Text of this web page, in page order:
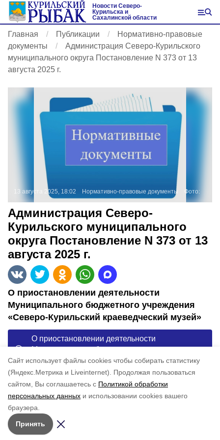
Cайт использует файлы cookies чтобы собирать статистику
(Яндекс.Метрика и Liveinternet).
Продолжая пользоваться
сайтом, Вы соглашаетесь с Политикой обработки
персональных данных и использовании cookies вашего
браузера.
Принять
Новости Северо-
Курильска и
Сахалинской области
Главная Публикации
Нормативно-правовые
документы
Администрация Северо-Курильского
муниципального округа Постановление N 373 от 13
августа 2025 г.
13 августа 2025, 18:02 Нормативно-правовые документы Фото:
Администрация Северо-
Курильского муниципального
округа Постановление N 373 от 13
августа 2025 г.
О приостановлении деятельности
Муниципального бюджетного учреждения
«Северо-Курильский краеведческий музей»
О приостановлении деятельности
Муниципального бюджетного учреждения
«Северо-Курильский краеведческий музей»
Понравилась статья?
по оценке3 пользователей
5